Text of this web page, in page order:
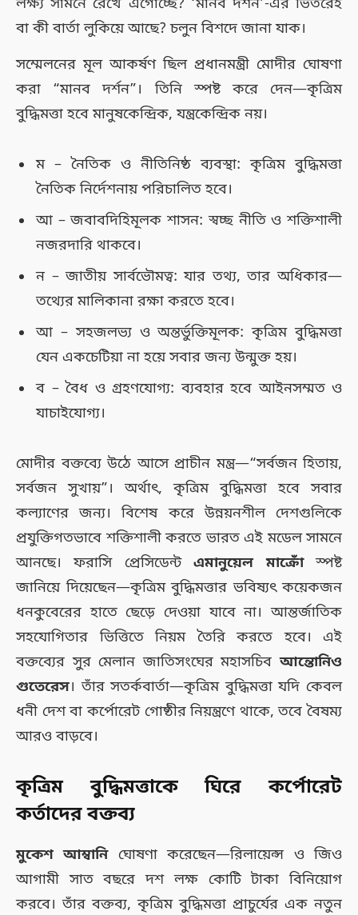
বা কী বার্তা লুকিয়ে আছে? চলুন বিশদে জানা যাক।
সম্মেলনের মূল আকর্ষণ ছিল প্রধানমন্ত্রী মোদীর ঘোষণা
করা “মানব দর্শন”। তিনি স্পষ্ট করে দেন—কৃত্রিম
বুদ্ধিমত্তা হবে মানুষকেন্দ্রিক, যন্ত্রকেন্দ্রিক নয়।
ম – নৈতিক ও নীতিনিষ্ঠ ব্যবস্থা: কৃত্রিম বুদ্ধিমত্তা
নৈতিক নির্দেশনায় পরিচালিত হবে।
আ – জবাবদিহিমূলক শাসন: স্বচ্ছ নীতি ও শক্তিশালী
নজরদারি থাকবে।
ন – জাতীয় সার্বভৌমত্ব: যার তথ্য, তার অধিকার—
তথ্যের মালিকানা রক্ষা করতে হবে।
আ – সহজলভ্য ও অন্তর্ভুক্তিমূলক: কৃত্রিম বুদ্ধিমত্তা
যেন একচেটিয়া না হয়ে সবার জন্য উন্মুক্ত হয়।
ব – বৈধ ও গ্রহণযোগ্য: ব্যবহার হবে আইনসম্মত ও
যাচাইযোগ্য।
মোদীর বক্তব্যে উঠে আসে প্রাচীন মন্ত্র—“সর্বজন হিতায়,
সর্বজন সুখায়”। অর্থাৎ, কৃত্রিম বুদ্ধিমত্তা হবে সবার
কল্যাণের জন্য। বিশেষ করে উন্নয়নশীল দেশগুলিকে
প্রযুক্তিগতভাবে শক্তিশালী করতে ভারত এই মডেল সামনে
আনছে। ফরাসি প্রেসিডেন্টএমানুয়েল মাক্রোঁস্পষ্ট
জানিয়ে দিয়েছেন—কৃত্রিম বুদ্ধিমত্তার ভবিষ্যৎ কয়েকজন
ধনকুবেরের হাতে ছেড়ে দেওয়া যাবে না। আন্তর্জাতিক
সহযোগিতার ভিত্তিতে নিয়ম তৈরি করতে হবে। এই
বক্তব্যের সুর মেলান জাতিসংঘের মহাসচিবআন্তোনিও
গুতেরেস। তাঁর সতর্কবার্তা—কৃত্রিম বুদ্ধিমত্তা যদি কেবল
ধনী দেশ বা কর্পোরেট গোষ্ঠীর নিয়ন্ত্রণে থাকে, তবে বৈষম্য
আরও বাড়বে।
কৃত্রিম বুদ্ধিমত্তাকে ঘিরে কর্পোরেট
কর্তাদের বক্তব্য
মুকেশ আম্বানিঘোষণা করেছেন—রিলায়েন্স ও জিও
আগামী সাত বছরে দশ লক্ষ কোটি টাকা বিনিয়োগ
করবে। তাঁর বক্তব্য, কৃত্রিম বুদ্ধিমত্তা প্রাচুর্যের এক নতুন